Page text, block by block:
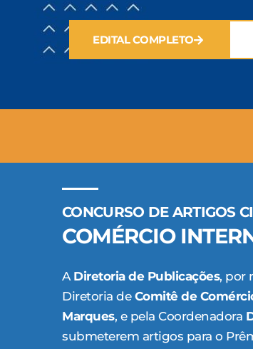
EDITAL COMPLETO
CONCURSO DE ARTIGOS
COMÉRCIO
A Diretoria de Publicações, por
Diretoria de Comitê de
Marques, e pela Coordenadora
submeterem artigos para o